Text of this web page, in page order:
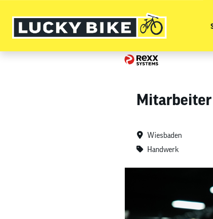
Wiesbaden
Handwerk